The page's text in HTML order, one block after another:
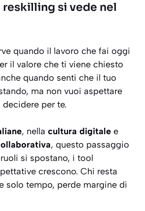
reskilling si vede nel
quando il lavoro che fai oggi
il valore che ti viene chiesto
quando senti che il tuo
ma non vuoi aspettare
per te.
, nella cultura digitale e
, questo passaggio
si spostano, i tool
crescono. Chi resta
solo tempo, perde margine di